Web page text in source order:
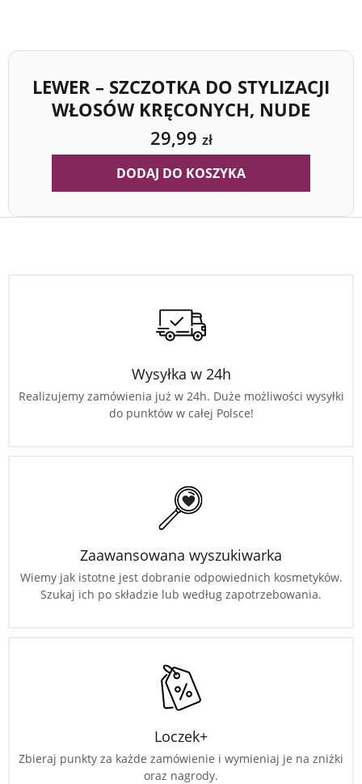
LEWER – SZCZOTKA DO STYLIZACJI
WŁOSÓW KRĘCONYCH, NUDE
29,99 zł
DODAJ DO KOSZYKA
Wysyłka w 24h
Realizujemy zamówienia już w 24h. Duże możliwości wysyłki
do punktów w całej Polsce!
Zaawansowana wyszukiwarka
Wiemy jak istotne jest dobranie odpowiednich kosmetyków.
Szukaj ich po składzie lub według zapotrzebowania.
Loczek+
Zbieraj punkty za każde zamówienie i wymieniaj je na zniżki
oraz nagrody.